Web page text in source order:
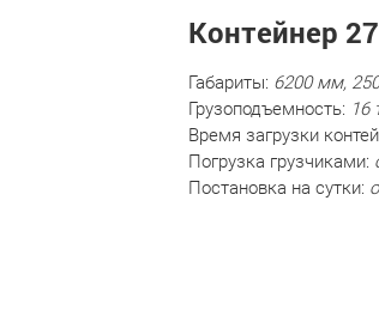
Контейнер
Габариты: 6200 мм,
Грузоподъемность: 16
Время загрузки
Погрузка грузчиками:
Постановка на сутки: